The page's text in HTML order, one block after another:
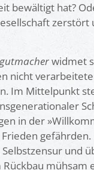
bewältigt hat?
widmet
nicht
Im Mittelpunkt
in der
und
Rückbau